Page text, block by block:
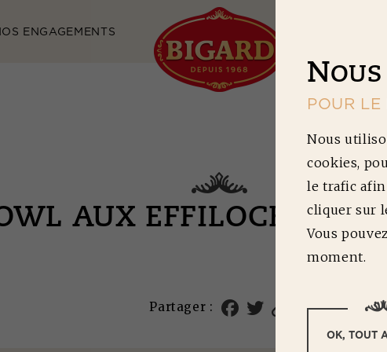
ENGAGEMENTS
AUX EFFILOCHÉS AU
Partager :
N
POUR
Nous
cookies,
le trafic
cliquer sur
Vous
moment.
OK, TOUT